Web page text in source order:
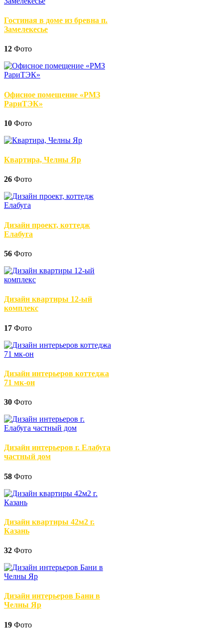
Гостиная в доме из бревна п.
Замелекесье
12 Фото
Офисное помещение «РМЗ
РариТЭК»
10 Фото
Квартира, Челны Яр
26 Фото
Дизайн проект, коттедж
Елабуга
56 Фото
Дизайн квартиры 12-ый
комплекс
17 Фото
Дизайн интерьеров коттеджа
71 мк-он
30 Фото
Дизайн интерьеров г. Елабуга
частный дом
58 Фото
Дизайн квартиры 42м2 г.
Казань
32 Фото
Дизайн интерьеров Бани в
Челны Яр
19 Фото